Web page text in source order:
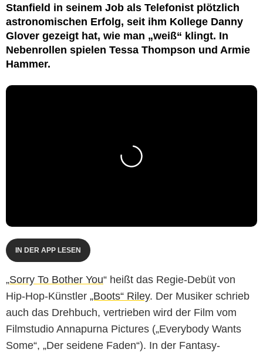
Stanfield in seinem Job als Telefonist plötzlich
astronomischen Erfolg, seit ihm Kollege Danny
Glover gezeigt hat, wie man „weiß“ klingt. In
Nebenrollen spielen Tessa Thompson und Armie
Hammer.
IN DER APP LESEN
„Sorry To Bother You“ heißt das Regie-Debüt von
Hip-Hop-Künstler „Boots“ Riley. Der Musiker schrieb
auch das Drehbuch, vertrieben wird der Film vom
Filmstudio Annapurna Pictures („Everybody Wants
Some“, „Der seidene Faden“). In der Fantasy-